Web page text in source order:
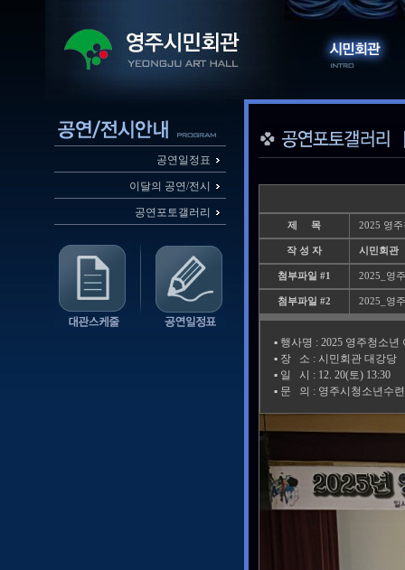
공연일정표
이달의 공연/전시
공연포토갤러리
제 목 2025 영
작 성 자 시민회관
첨부파일 #1 2025_영
첨부파일 #2 2025_영
▪️ 행사명 : 2025 영주청소
▪️ 장 소 : 시민회관 대강당
▪️ 일 시 : 12. 20(토) 13:30
▪️ 문 의 : 영주시청소년수